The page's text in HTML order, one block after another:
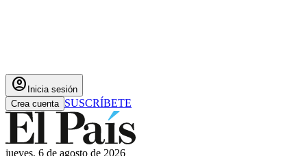
account_circle Inicia sesión
Crea cuenta SUSCRÍBETE
jueves, 6 de agosto de 2026